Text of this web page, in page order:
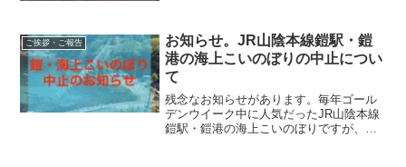
ご挨拶・ご報告
お知らせ。JR山陰本線鎧駅・鎧
港の海上こいのぼりの中止につい
て
残念なお知らせがあります。毎年ゴール
デンウイーク中に人気だったJR山陰本線
鎧駅・鎧港の海上こいのぼりですが、本